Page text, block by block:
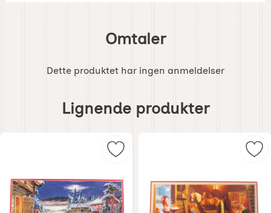
Omtaler
Dette produktet har ingen anmeldelser
Lignende produkter
Merk juleveggteppe med nisse